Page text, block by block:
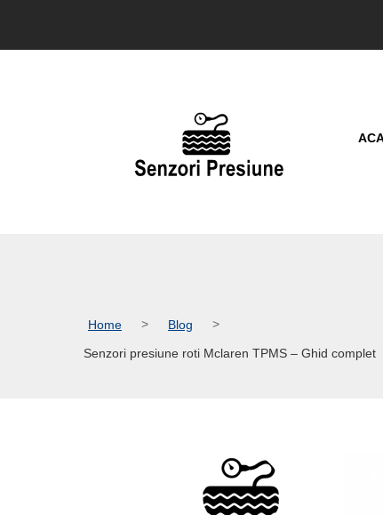
Home
Blog
Senzori presiune roti Mclaren TPMS – Ghid complet